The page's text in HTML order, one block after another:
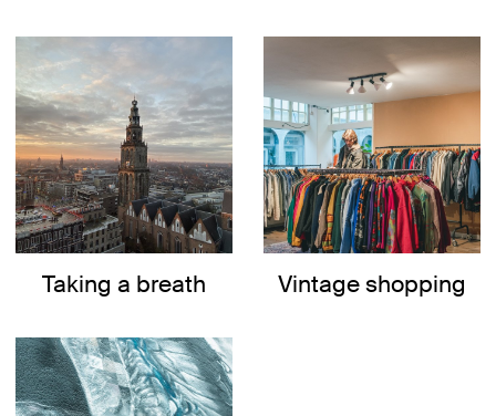
Taking a breath Vintage shopping